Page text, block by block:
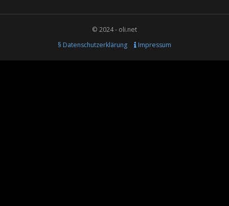
© 2024 - oli.net
§ Datenschutzerklärung
Impressum